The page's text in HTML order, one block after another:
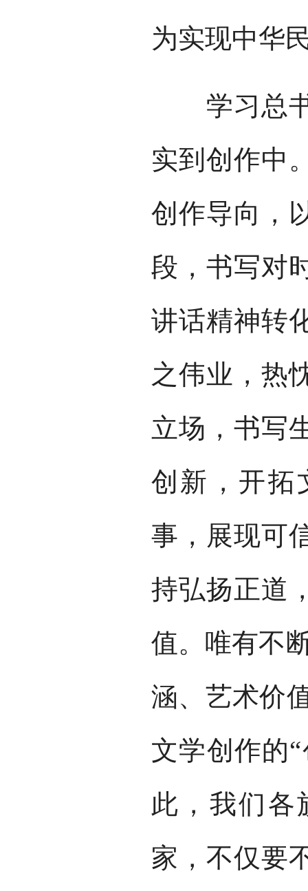
为实现中华
学习总书
实到创作中
创作导向，
段，书写对
讲话精神转
之伟业，热
立场，书写
创新，开拓
事，展现可
持弘扬正道
值。唯有不
涵、艺术价
文学创作的
此，我们各
家，不仅要